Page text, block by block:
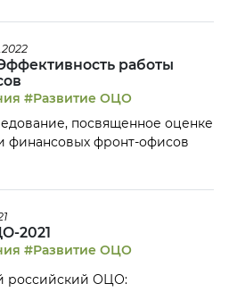
работы
#Развитие ОЦО
посвященное оценке
финансовых фронт-офисов
2021
#Развитие ОЦО
российский ОЦО: